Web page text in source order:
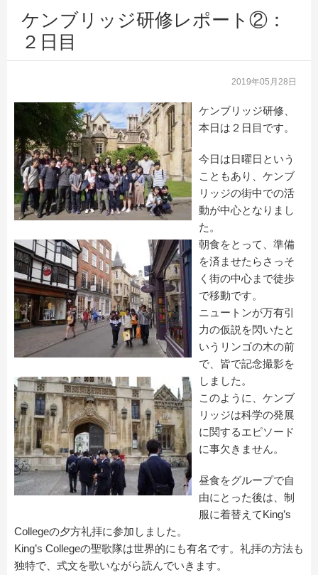
ケンブリッジ研修レポート②：
２日目
2019年05月28日
ケンブリッジ研修、
本日は２日目です。
今日は日曜日という
こともあり、ケンブ
リッジの街中での活
動が中心となりまし
た。
朝食をとって、準備
を済ませたらさっそ
く街の中心まで徒歩
で移動です。
ニュートンが万有引
力の仮説を閃いたと
いうリンゴの木の前
で、皆で記念撮影を
しました。
このように、ケンブ
リッジは科学の発展
に関するエピソード
に事欠きません。
昼食をグループで自
由にとった後は、制
服に着替えてKing’s
Collegeの夕方礼拝に参加しました。
King’s Collegeの聖歌隊は世界的にも有名です。礼拝の方法も
独特で、式文を歌いながら読んでいきます。